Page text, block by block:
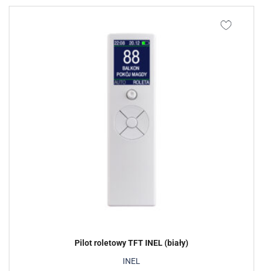
INEL
Pilot roletowy TFT INEL (biały)